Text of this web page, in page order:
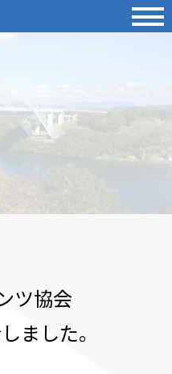
ツ協会
ました。